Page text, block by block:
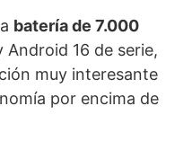
batería de 7.000
Android 16 de serie,
muy interesante
por encima de